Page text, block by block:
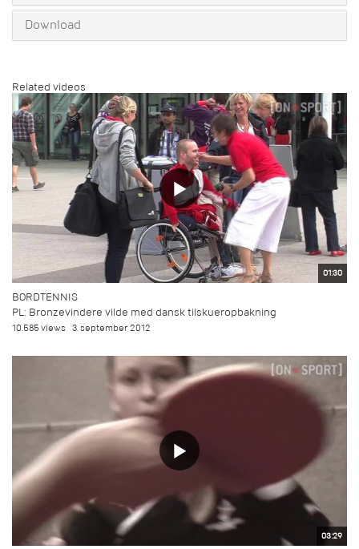
Download
Related videos
01:30
BORDTENNIS
PL: Bronzevindere vilde med dansk tilskueropbakning
10.585 views 3. september 2012
03:29